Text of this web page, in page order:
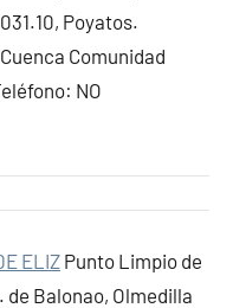
Poyatos.
Comunidad
NO
ELIZ Punto Limpio de
de Balonao, Olmedilla